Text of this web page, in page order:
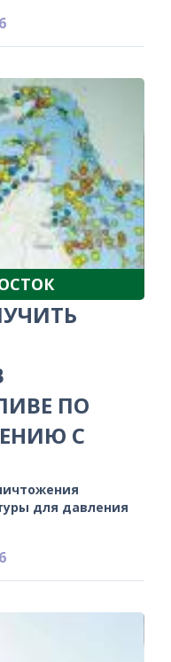
ПО
С
для давления